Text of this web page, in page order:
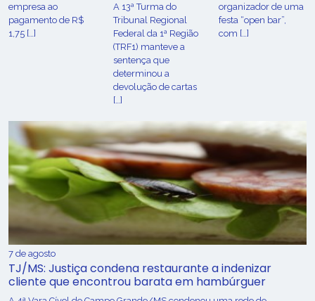
empresa ao
pagamento de R$
1,75 […]
A 13ª Turma do
Tribunal Regional
Federal da 1ª Região
(TRF1) manteve a
sentença que
determinou a
devolução de cartas
[…]
organizador de uma
festa “open bar”,
com […]
7 de agosto
TJ/MS: Justiça condena restaurante a indenizar
cliente que encontrou barata em hambúrguer